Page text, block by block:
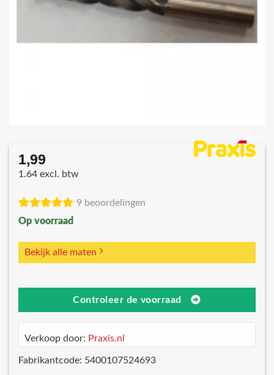
1,99
1.64 excl. btw
9 beoordelingen
Op voorraad
Bekijk alle maten
Controleer de voorraad
Verkoop door: Praxis.nl
Fabrikantcode: 5400107524693